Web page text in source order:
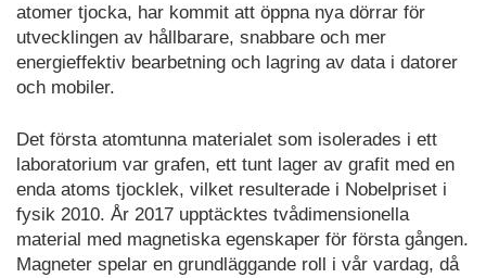
atomer tjocka, har kommit att öppna nya dörrar för
utvecklingen av hållbarare, snabbare och mer
energieffektiv bearbetning och lagring av data i datorer
och mobiler.
Det första atomtunna materialet som isolerades i ett
laboratorium var grafen, ett tunt lager av grafit med en
enda atoms tjocklek, vilket resulterade i Nobelpriset i
fysik 2010. År 2017 upptäcktes tvådimensionella
material med magnetiska egenskaper för första gången.
Magneter spelar en grundläggande roll i vår vardag, då